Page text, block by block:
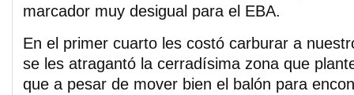
marcador muy desigual para el EBA.
En el primer cuarto les costó carburar a
se les atragantó la cerradísima zona que
que a pesar de mover bien el balón para